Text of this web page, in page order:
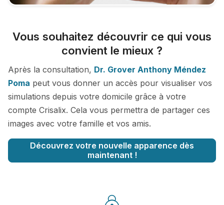
Vous souhaitez découvrir ce qui vous
convient le mieux ?
Après la consultation, Dr. Grover Anthony Méndez
Poma peut vous donner un accès pour visualiser vos
simulations depuis votre domicile grâce à votre
compte Crisalix. Cela vous permettra de partager ces
images avec votre famille et vos amis.
Découvrez votre nouvelle apparence dès
maintenant !